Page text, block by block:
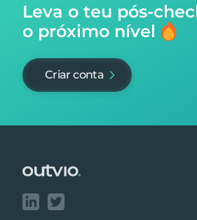
Leva o teu pós-
o próximo nível
Criar conta